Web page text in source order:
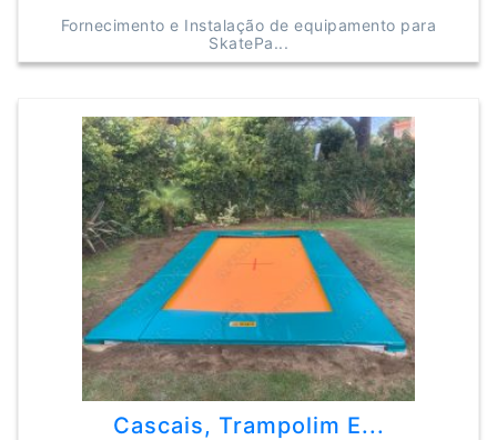
Fornecimento e Instalação de equipamento para
SkatePa...
Cascais, Trampolim E...